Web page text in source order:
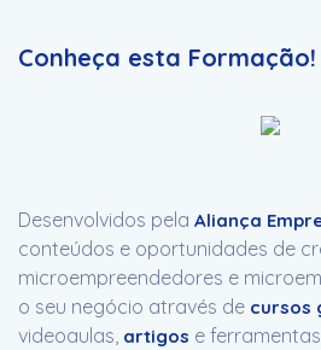
Conheça esta Formação!
Desenvolvidos pela Aliança
conteúdos e oportunidades de
microempreendedores e
o seu negócio através de cursos
videoaulas, artigos e